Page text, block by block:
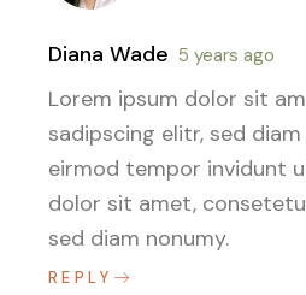
Diana Wade 5 years ago
Lorem ipsum dolor sit
sadipscing elitr, sed diam
eirmod tempor invidunt
dolor sit amet,
sed diam nonumy.
REPLY